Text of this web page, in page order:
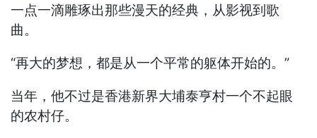
一点一滴雕琢出那些漫天的经典，从影视到歌
曲。
“再大的梦想，都是从一个平常的躯体开始的。”
当年，他不过是香港新界大埔泰亨村一个不起眼
的农村仔。